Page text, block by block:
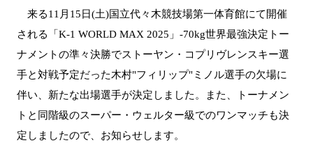
来る11月15日(土)国立代々木競技場第一体育館にて開催
される「K-1 WORLD MAX 2025」-70kg世界最強決定トー
ナメントの準々決勝でストーヤン・コプリヴレンスキー選
手と対戦予定だった木村"フィリップ"ミノル選手の欠場に
伴い、新たな出場選手が決定しました。また、トーナメン
トと同階級のスーパー・ウェルター級でのワンマッチも決
定しましたので、お知らせします。